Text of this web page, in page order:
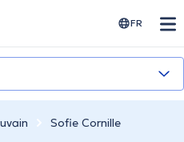
FR
Sofie Cornille